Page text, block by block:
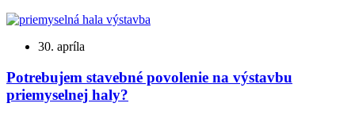
30. apríla
Potrebujem stavebné povolenie na výstavbu
priemyselnej haly?